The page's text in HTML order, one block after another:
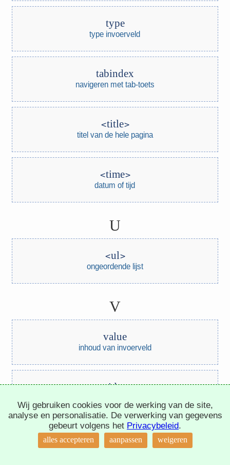
type
type invoerveld
tabindex
navigeren met tab-toets
title
titel van de hele pagina
time
datum of tijd
U
ul
ongeordende lijst
V
value
inhoud van invoerveld
video
var
variabele
Wij gebruiken cookies voor de werking van de site,
analyse en personalisatie. De verwerking van gegevens
gebeurt volgens het Privacybeleid.
alles accepteren aanpassen weigeren